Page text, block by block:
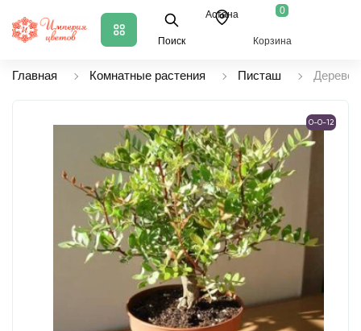
Поиск
Астана 0
Корзина
Главная Комнатные растения Писташ Дерево
0-0-12